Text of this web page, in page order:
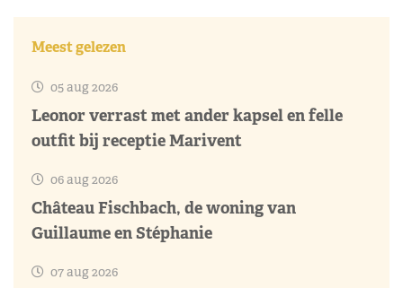
Meest gelezen
05 aug 2026
Leonor verrast met ander kapsel en felle
outfit bij receptie Marivent
06 aug 2026
Château Fischbach, de woning van
Guillaume en Stéphanie
07 aug 2026